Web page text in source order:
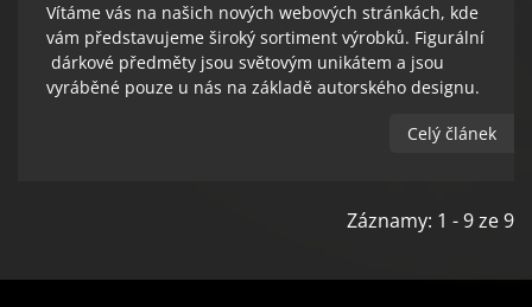
Vítáme vás na našich nových webových stránkách, kde
vám představujeme široký sortiment výrobků. Figurální
dárkové předměty jsou světovým unikátem a jsou
vyráběné pouze u nás na základě autorského designu.
Celý článek
Záznamy: 1 - 9 ze 9